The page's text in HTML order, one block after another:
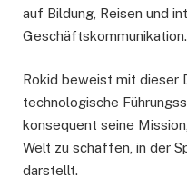
auf Bildung, Reisen und
Geschäftskommunikation.
Rokid beweist mit dieser
technologische
konsequent seine Mission,
Welt zu schaffen, in der
darstellt.